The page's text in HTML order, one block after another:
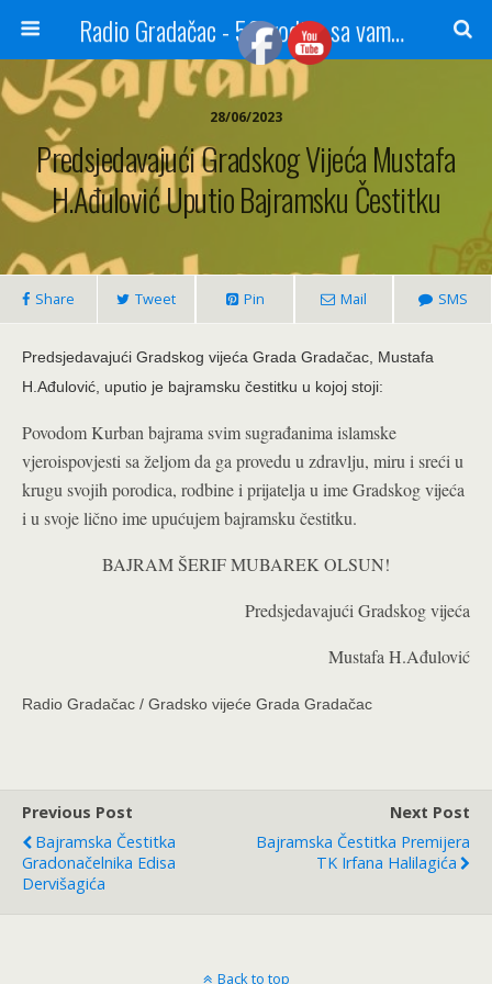
Radio Gradačac - 56 godina sa vama...
28/06/2023
Predsjedavajući Gradskog Vijeća Mustafa
H.Ađulović Uputio Bajramsku Čestitku
Share Tweet Pin Mail SMS
Predsjedavajući Gradskog vijeća Grada Gradačac, Mustafa
H.Ađulović, uputio je bajramsku čestitku u kojoj stoji:
Povodom Kurban bajrama svim sugrađanima islamske
vjeroispovjesti sa željom da ga provedu u zdravlju, miru i sreći u
krugu svojih porodica, rodbine i prijatelja u ime Gradskog vijeća
i u svoje lično ime upućujem bajramsku čestitku.
BAJRAM ŠERIF MUBAREK OLSUN!
Predsjedavajući Gradskog vijeća
Mustafa H.Ađulović
Radio Gradačac / Gradsko vijeće Grada Gradačac
Previous Post
Bajramska Čestitka
Gradonačelnika Edisa
Dervišagića
Next Post
Bajramska Čestitka Premijera
TK Irfana Halilagića
Back to top